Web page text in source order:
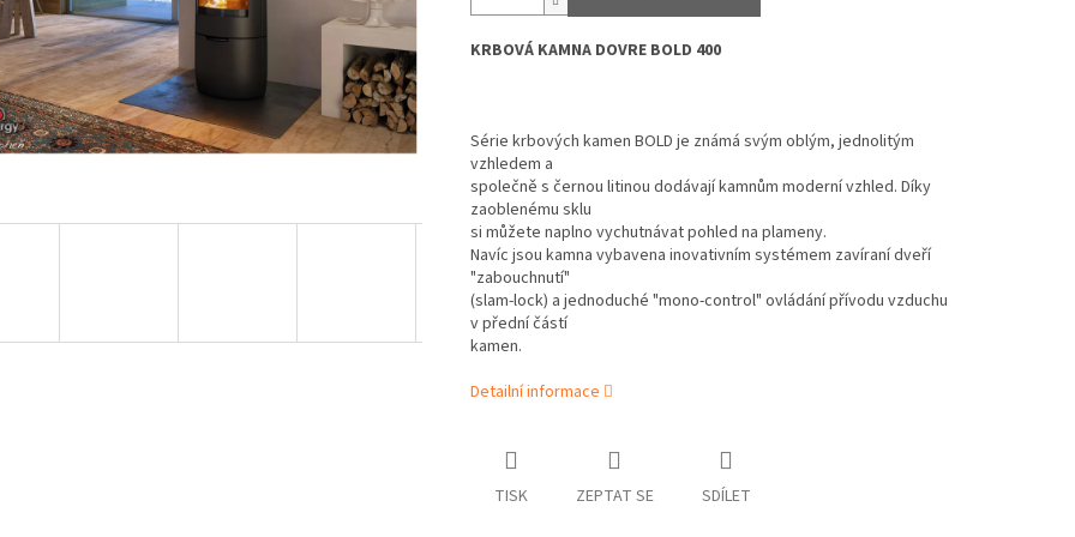
KRBOVÁ KAMNA DOVRE BOLD 400
Série krbových kamen BOLD je známá svým oblým, jednolitým
vzhledem a
společně s černou litinou dodávají kamnům moderní vzhled. Díky
zaoblenému sklu
si můžete naplno vychutnávat pohled na plameny.
Navíc jsou kamna vybavena inovativním systémem zavíraní dveří
"zabouchnutí"
(slam-lock) a jednoduché "mono-control" ovládání přívodu vzduchu
v přední částí
kamen.
Detailní informace
TISK ZEPTAT SE SDÍLET